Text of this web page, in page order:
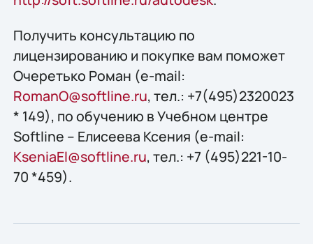
Получить конcультацию по
лицензированию и покупке вам поможет
Oчеретько Роман (e-mail:
RomanO@softline.ru, тел.: +7(495)2320023
* 149), по обучению в Учебном центре
Softline – Елисеева Ксения (e-mail:
KseniaEl@softline.ru, тел.: +7 (495)221-10-
70 *459).